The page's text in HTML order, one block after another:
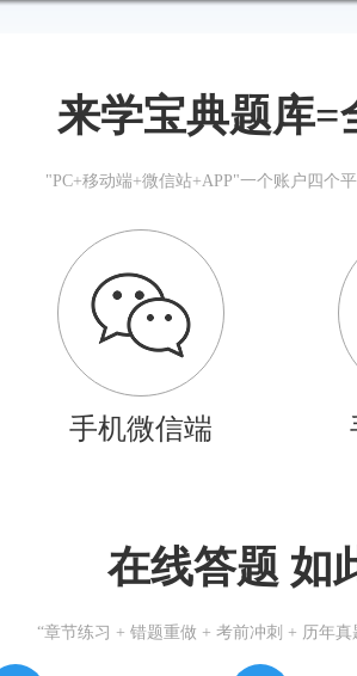
来学宝典题库=
"PC+移动端+微信站+APP"一个账户四个
手机微信端
在线答题 如
“章节练习 + 错题重做 + 考前冲刺 + 历年